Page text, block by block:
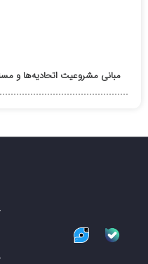
مبانی مشروعیت اتحادیه‌ها و